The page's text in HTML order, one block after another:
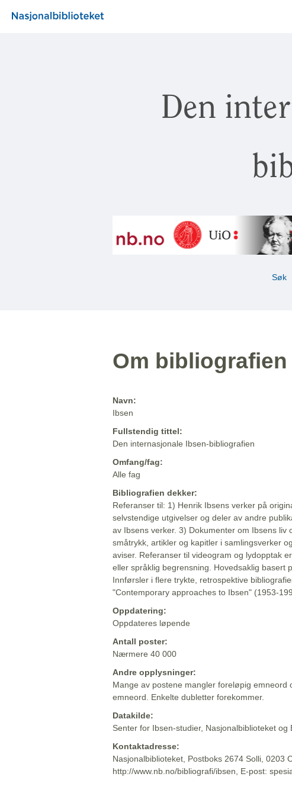
Den
Søk
Om bibliografien
Navn:
Ibsen
Fullstendig tittel:
Den internasjonale Ibsen-bibliografien
Omfang/fag:
Alle fag
Bibliografien dekker:
Referanser til: 1) Henrik Ibsens verker på
selvstendige utgivelser og deler av andre
av Ibsens verker. 3) Dokumenter om Ibsens liv
småtrykk, artikler og kapitler i samlingsverker
aviser. Referanser til videogram og lydopptak
eller språklig begrensning. Hovedsaklig basert
Innførsler i flere trykte, retrospektive
"Contemporary approaches to Ibsen" (1953-
Oppdatering:
Oppdateres løpende
Antall poster:
Nærmere 40 000
Andre opplysninger:
Mange av postene mangler foreløpig
emneord. Enkelte dubletter forekommer.
Datakilde:
Senter for Ibsen-studier, Nasjonalbiblioteket og
Kontaktadresse:
Nasjonalbiblioteket, Postboks 2674 Solli, 0203
http://www.nb.no/bibliografi/ibsen, E-post: